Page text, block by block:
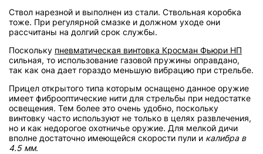
Ствол нарезной и выполнен из стали. Ствольная коробка
тоже. При регулярной смазке и должном уходе они
рассчитаны на долгий срок службы.
Поскольку пневматическая винтовка Кросман Фьюри НП
сильная, то использование газовой пружины оправдано,
так как она дает гораздо меньшую вибрацию при стрельбе.
Прицел открытого типа которым оснащено данное оружие
имеет фиброоптические нити для стрельбы при недостатке
освещения. Тем более это очень удобно, поскольку
винтовку часто используют не только в целях развлечения,
но и как недорогое охотничье оружие. Для мелкой дичи
вполне достаточно имеющейся скорости пули и калибра в
4.5 мм.